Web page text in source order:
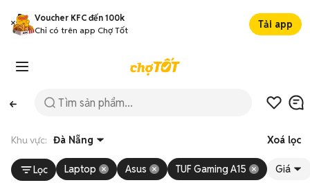
Voucher KFC đến 100k
Chỉ có trên app Chợ Tốt
Tải app
Khu vực: Đà Nẵng Xoá lọc
Lọc Laptop Asus TUF Gaming A15 Giá